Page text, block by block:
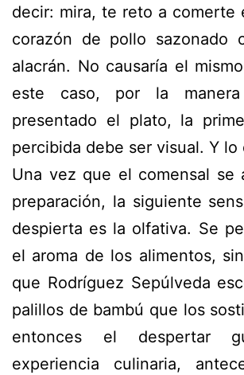
decir: mira, te reto a comerte
corazón de pollo sazonado
alacrán. No causaría el
este caso, por la
presentado el plato, la
percibida debe ser visual. Y lo
Una vez que el comensal se
preparación, la siguiente
despierta es la olfativa. Se
el aroma de los alimentos,
que Rodríguez Sepúlveda
palillos de bambú que los
entonces el despertar
experiencia culinaria,